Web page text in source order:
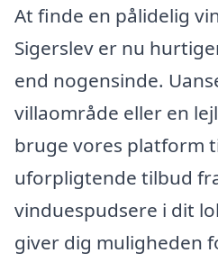
At finde en pålidelig
Sigerslev er nu
end nogensinde.
villaområde eller en
bruge vores platform
uforpligtende tilbud
vinduespudsere i dit
giver dig muligheden